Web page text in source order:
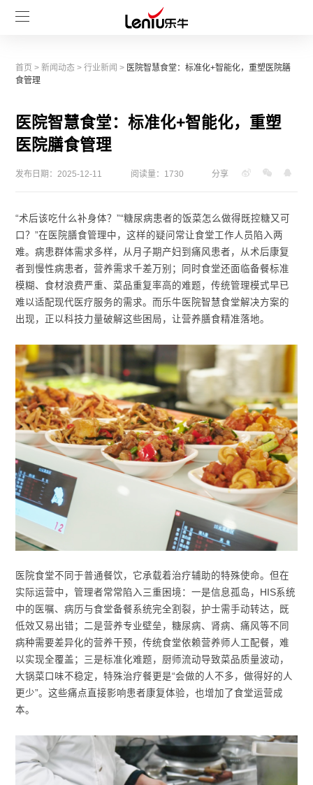
首页 >新闻动态 >行业新闻 > 医院智慧食堂：标准化+智能化，重塑医院膳
食管理
医院智慧食堂：标准化+智能化，重塑
医院膳食管理
发布日期：2025-12-11 阅读量：1730 分享
“术后该吃什么补身体？”“糖尿病患者的饭菜怎么做得既控糖又可
口？”在医院膳食管理中，这样的疑问常让食堂工作人员陷入两
难。病患群体需求多样，从月子期产妇到痛风患者，从术后康复
者到慢性病患者，营养需求千差万别；同时食堂还面临备餐标准
模糊、食材浪费严重、菜品重复率高的难题，传统管理模式早已
难以适配现代医疗服务的需求。而乐牛医院智慧食堂解决方案的
出现，正以科技力量破解这些困局，让营养膳食精准落地。
医院食堂不同于普通餐饮，它承载着治疗辅助的特殊使命。但在
实际运营中，管理者常常陷入三重困境：一是信息孤岛，HIS系统
中的医嘱、病历与食堂备餐系统完全割裂，护士需手动转达，既
低效又易出错；二是营养专业壁垒，糖尿病、肾病、痛风等不同
病种需要差异化的营养干预，传统食堂依赖营养师人工配餐，难
以实现全覆盖；三是标准化难题，厨师流动导致菜品质量波动，
大锅菜口味不稳定，特殊治疗餐更是“会做的人不多，做得好的人
更少”。这些痛点直接影响患者康复体验，也增加了食堂运营成
本。